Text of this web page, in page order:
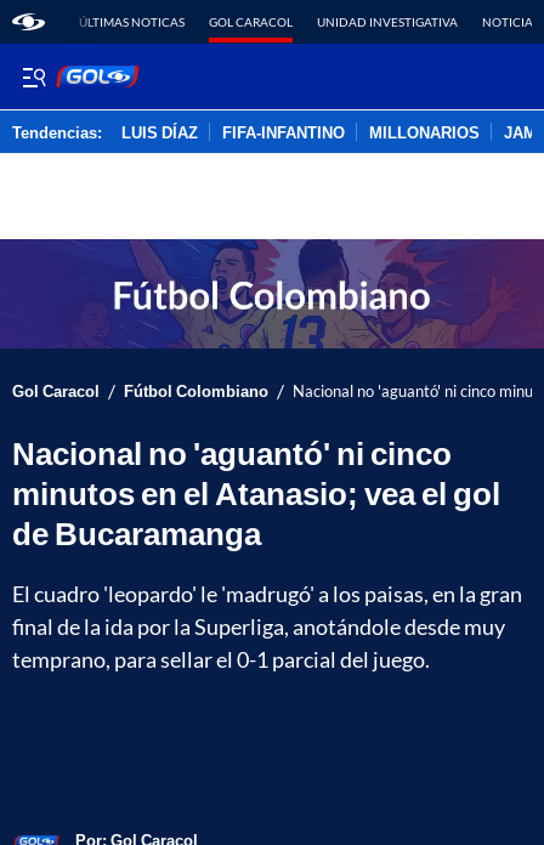
ÚLTIMAS NOTICAS GOL CARACOL UNIDAD INVESTIGATIVA NOTICIAS
Tendencias: LUIS DÍAZ FIFA-INFANTINO MILLONARIOS
Gol Caracol / Fútbol Colombiano / Nacional no 'aguantó' ni cinco
Nacional no 'aguantó' ni cinco
minutos en el Atanasio; vea el gol
de Bucaramanga
El cuadro 'leopardo' le 'madrugó' a los paisas, en la gran
final de la ida por la Superliga, anotándole desde muy
temprano, para sellar el 0-1 parcial del juego.
Por: Gol Caracol